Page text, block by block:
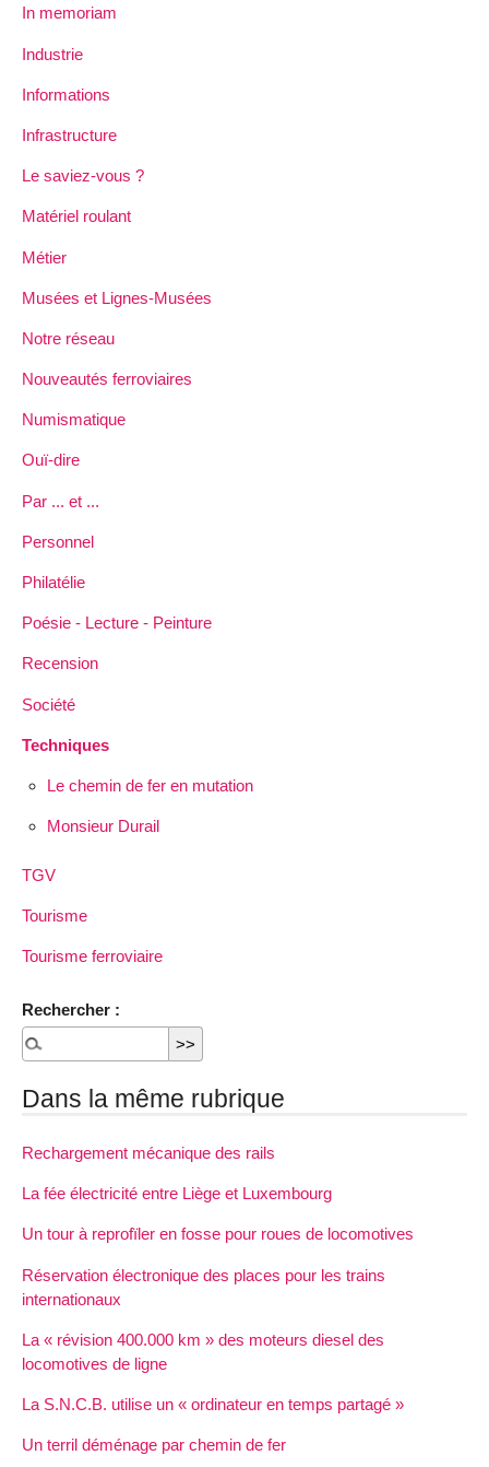
In memoriam
Industrie
Informations
Infrastructure
Le saviez-vous ?
Matériel roulant
Métier
Musées et Lignes-Musées
Notre réseau
Nouveautés ferroviaires
Numismatique
Ouï-dire
Par ... et ...
Personnel
Philatélie
Poésie - Lecture - Peinture
Recension
Société
Techniques
Le chemin de fer en mutation
Monsieur Durail
TGV
Tourisme
Tourisme ferroviaire
Rechercher :
Dans la même rubrique
Rechargement mécanique des rails
La fée électricité entre Liège et Luxembourg
Un tour à reprofïler en fosse pour roues de locomotives
Réservation électronique des places pour les trains
internationaux
La « révision 400.000 km » des moteurs diesel des
locomotives de ligne
La S.N.C.B. utilise un « ordinateur en temps partagé »
Un terril déménage par chemin de fer